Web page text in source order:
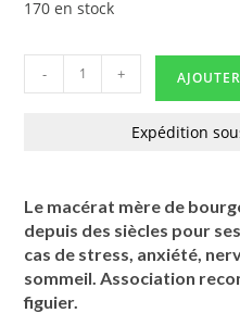
170 en stock
- +
Expédition
Le macérat mère de
depuis des siècles pour
cas de stress, anxiété,
sommeil. Association
figuier.